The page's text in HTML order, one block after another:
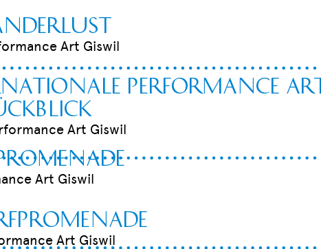
Art Giswil
Performance Art
Art Giswil
Art Giswil
Art Giswil